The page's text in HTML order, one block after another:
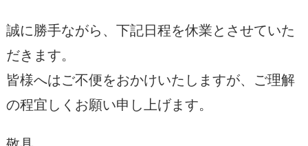
誠に勝手ながら、下記日程を休業とさせていた
だきます。
皆様へはご不便をおかけいたしますが、ご理解
の程宜しくお願い申し上げます。